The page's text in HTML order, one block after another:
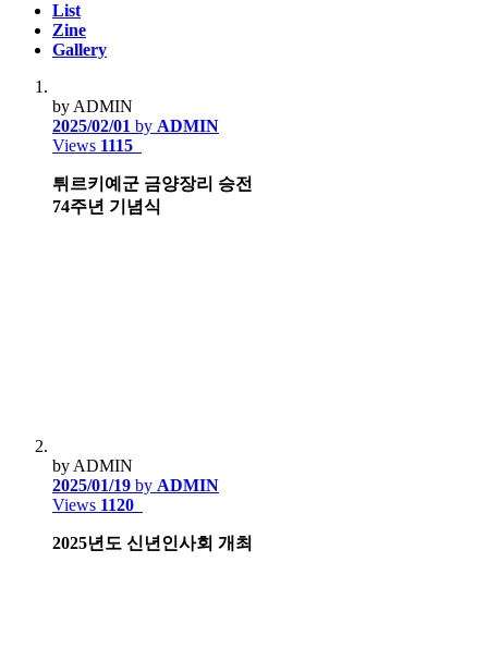
List
Zine
Gallery
by ADMIN
2025/02/01 by ADMIN
Views 1115
튀르키예군 금양장리 승전
74주년 기념식
by ADMIN
2025/01/19 by ADMIN
Views 1120
2025년도 신년인사회 개최